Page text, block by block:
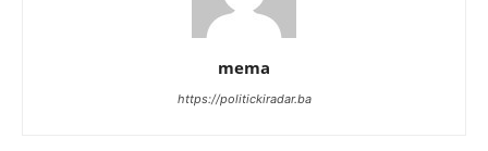
mema
https://politickiradar.ba